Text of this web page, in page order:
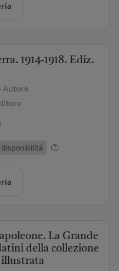
1914-1918. Ediz.
Autore
disponibilità
La Grande
della collezione
illustrata